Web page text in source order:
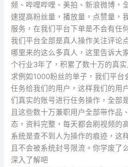
频、哔哩哔哩、美拍、新浪微博，
速提高粉丝量，播放量，点赞量，
服务，在我们平台下单是不会有任
我们平台全部是真人操作关注评论
哪里来的这么多真人，这里告诉大
个行业3年了，积累了数十万的真
求例如1000粉丝的单子，我们平台
任务给我们的用户，这样我们的用
们真实的账号进行任务操作，全部
且这些数十万兼职用户全部带作品
态，资料完整，每天都会刷视频的
系统是查不到人为操作的痕迹，这
且不会被系统封号限流。你学废了
深入了解吧